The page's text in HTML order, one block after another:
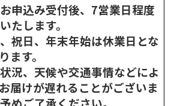
申込み受付後、7営業日程度
たします。
祝日、年末年始は休業日とな
ます。
況、天候や交通事情などによ
届けが遅れることがございま
めご了承ください。